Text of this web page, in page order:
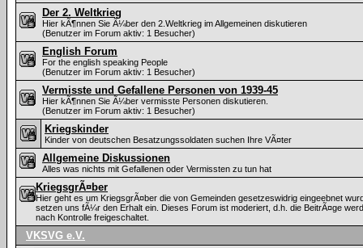
Der 2. Weltkrieg
Hier kÃ¶nnen Sie Ã¼ber den 2.Weltkrieg im Allgemeinen diskutieren
(Benutzer im Forum aktiv: 1 Besucher)
English Forum
For the english speaking People
(Benutzer im Forum aktiv: 1 Besucher)
Vermisste und Gefallene Personen von 1939-45
Hier kÃ¶nnen Sie Ã¼ber vermisste Personen diskutieren.
(Benutzer im Forum aktiv: 1 Besucher)
Kriegskinder
Kinder von deutschen Besatzungssoldaten suchen Ihre VÃ¤ter
Allgemeine Diskussionen
Alles was nichts mit Gefallenen oder Vermissten zu tun hat
KriegsgrÃ¤ber
Hier geht es um KriegsgrÃ¤ber die von Gemeinden gesetzeswidrig eingeebnet
setzen uns fÃ¼r den Erhalt ein. Dieses Forum ist moderiert, d.h. die BeitrÃ¤ge
nach Kontrolle freigeschaltet.
VKSVG e.V.